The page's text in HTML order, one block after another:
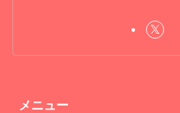
メニュー